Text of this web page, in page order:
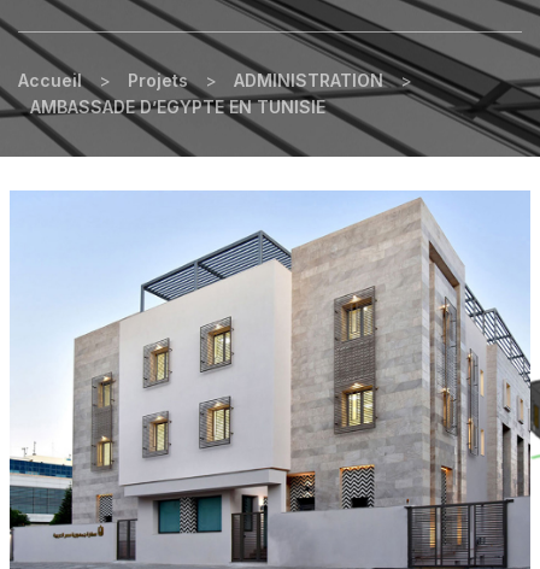
Accueil > Projets > ADMINISTRATION >
AMBASSADE D’EGYPTE EN TUNISIE